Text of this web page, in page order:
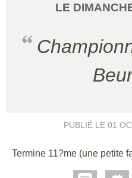
LE
Championnat de l'Oise
PUBLIÉ LE 01
Termine 11?me (une petite